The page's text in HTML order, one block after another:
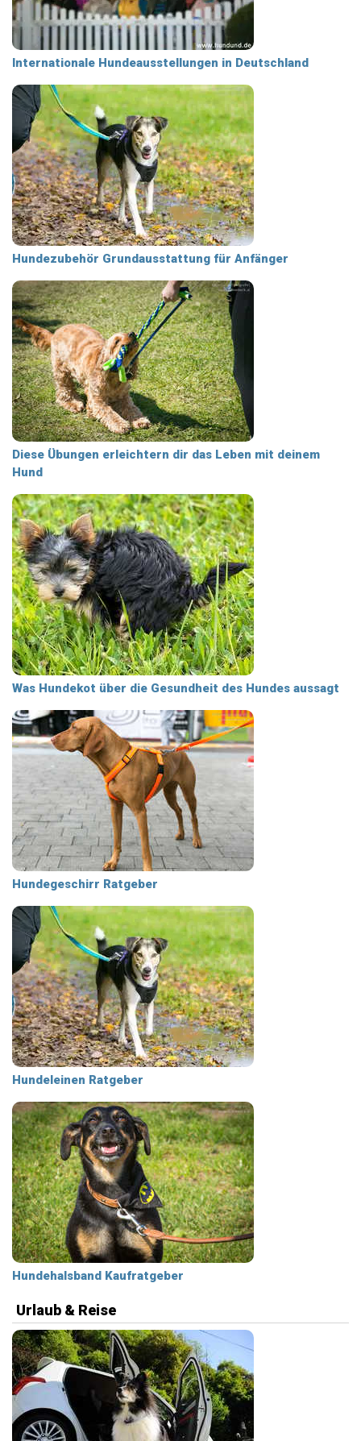
Internationale Hundeausstellungen in Deutschland
Hundezubehör Grundausstattung für Anfänger
Diese Übungen erleichtern dir das Leben mit deinem
Hund
Was Hundekot über die Gesundheit des Hundes aussagt
Hundegeschirr Ratgeber
Hundeleinen Ratgeber
Hundehalsband Kaufratgeber
Urlaub & Reise